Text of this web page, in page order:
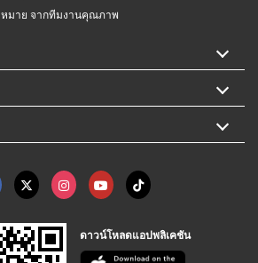
หมาย จากทีมงานคุณภาพ
ดาวน์โหลดแอปพลิเคชัน